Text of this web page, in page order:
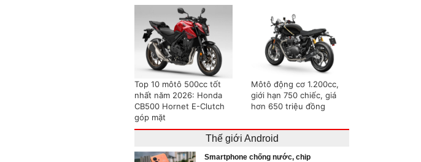
Top 10 môtô 500cc tốt
nhất năm 2026: Honda
CB500 Hornet E-Clutch
góp mặt
Môtô động cơ 1.200cc,
giới hạn 750 chiếc, giá
hơn 650 triệu đồng
Thế giới Android
Smartphone chống nước, chip